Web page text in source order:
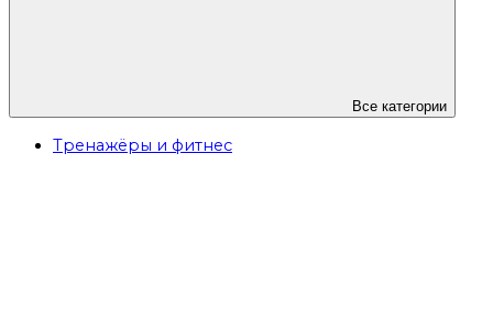
Все категории
Тренажёры и фитнес